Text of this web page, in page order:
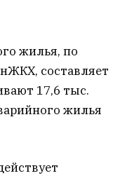
жилья, по
составляет
17,6 тыс.
жилья